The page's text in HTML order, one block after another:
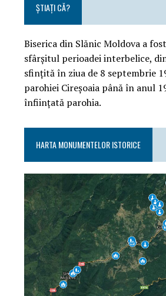
ȘTIAȚI CĂ?
Biserica din Slănic Moldova a
sfârşitul perioadei interbelice,
sfinţită în ziua de 8 septembrie
parohiei Cireşoaia până în anul
înfiinţată parohia.
HARTA MONUMENTELOR ISTORICE